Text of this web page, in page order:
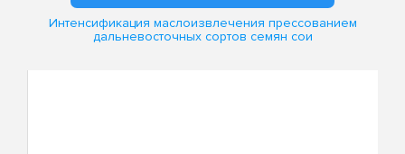
Интенсификация маслоизвлечения прессованием
дальневосточных сортов семян сои